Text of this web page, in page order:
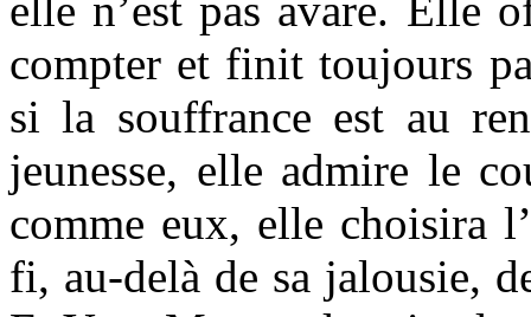
compter et finit toujours
si la souffrance est au
jeunesse, elle admire le
comme eux, elle choisira
fi, au-delà de sa jalousie,